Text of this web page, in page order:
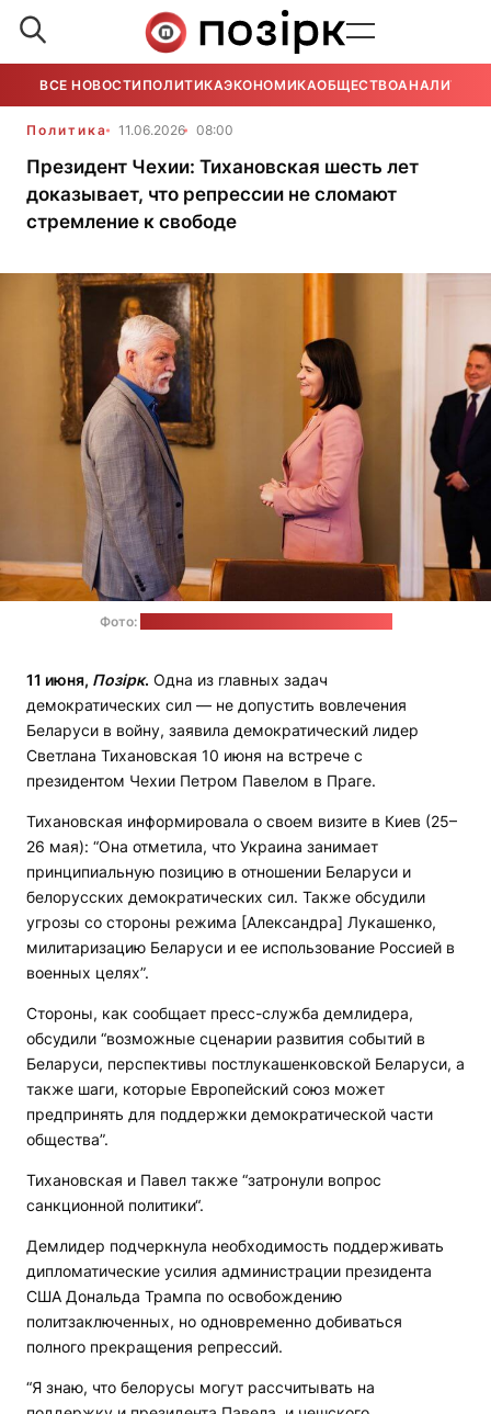
ВСЕ НОВОСТИ ПОЛИТИКАЭКОНОМИКАОБЩЕСТВОАНАЛИТИКА
Политика 11.06.2026 08:00
Президент Чехии: Тихановская шесть лет
доказывает, что репрессии не сломают
стремление к свободе
Фото:
11 июня, Позірк. Одна из главных задач
демократических сил — не допустить вовлечения
Беларуси в войну, заявила демократический лидер
Светлана Тихановская 10 июня на встрече с
президентом Чехии Петром Павелом в Праге.
Тихановская информировала о своем визите в Киев (25–
26 мая): “Она отметила, что Украина занимает
принципиальную позицию в отношении Беларуси и
белорусских демократических сил. Также обсудили
угрозы со стороны режима [Александра] Лукашенко,
милитаризацию Беларуси и ее использование Россией в
военных целях”.
Стороны, как сообщает пресс-служба демлидера,
обсудили “возможные сценарии развития событий в
Беларуси, перспективы постлукашенковской Беларуси, а
также шаги, которые Европейский союз может
предпринять для поддержки демократической части
общества”.
Тихановская и Павел также “затронули вопрос
санкционной политики“.
Демлидер подчеркнула необходимость поддерживать
дипломатические усилия администрации президента
США Дональда Трампа по освобождению
политзаключенных, но одновременно добиваться
полного прекращения репрессий.
“Я знаю, что белорусы могут рассчитывать на